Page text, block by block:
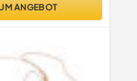
ANGEBOT